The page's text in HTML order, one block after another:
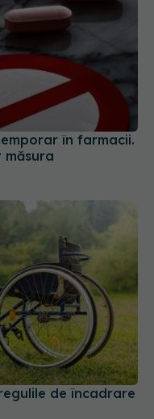
în farmacii.
măsura
de încadrare